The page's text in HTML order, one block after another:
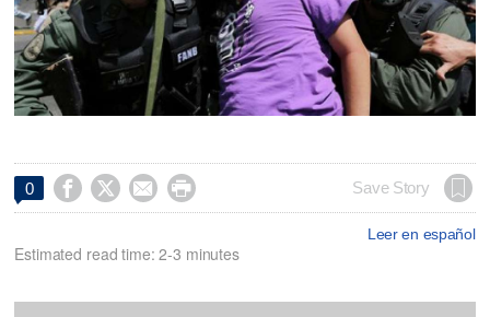
0     Save Story
Leer en español
Estimated read time: 2-3 minutes